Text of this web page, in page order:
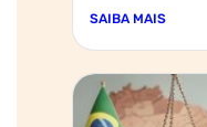
SAIBA MAIS